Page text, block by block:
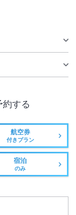
約する
航空券
付きプラン
宿泊
のみ